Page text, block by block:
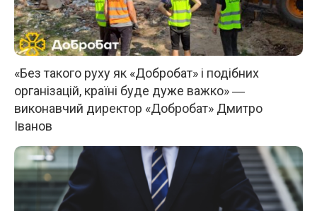
«Без такого руху як «Добробат» і подібних
організацій, країні буде дуже важко» ―
виконавчий директор «Добробат» Дмитро
Іванов